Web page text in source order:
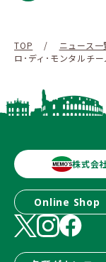
TOP / ニュース一
ロ･ディ･モンタルチー
株式会
Online Shop